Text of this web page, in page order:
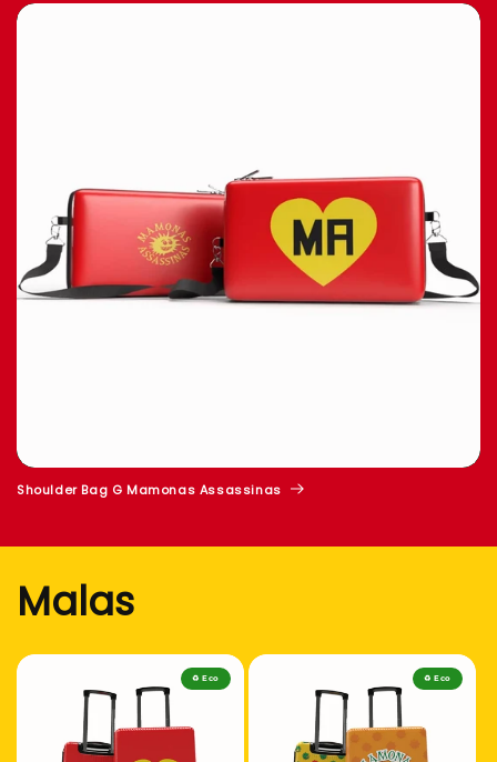
Shoulder Bag G Mamonas Assassinas
Malas
♻️ Eco ♻️ Eco